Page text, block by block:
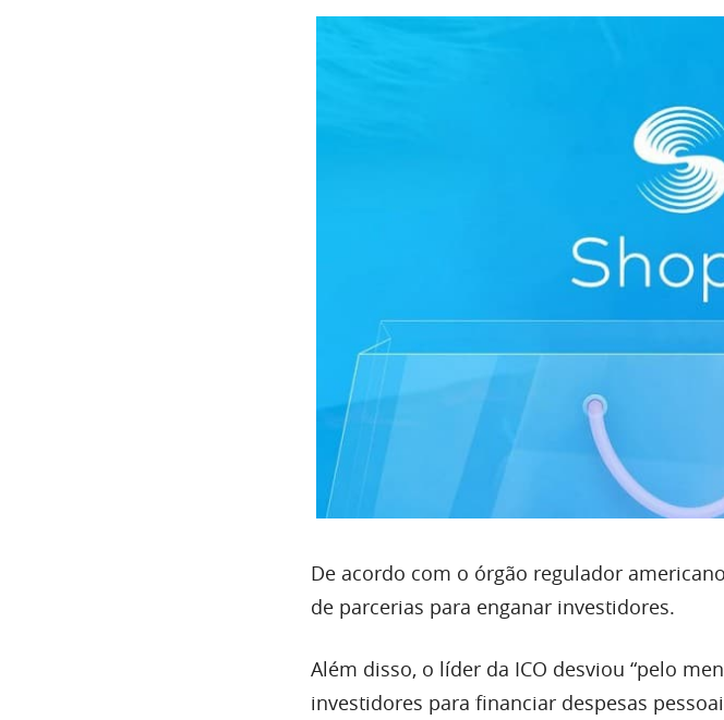
De acordo com o órgão regulador
de parcerias para enganar investidores.
Além disso, o líder da ICO desviou “pelo
investidores para financiar despesas